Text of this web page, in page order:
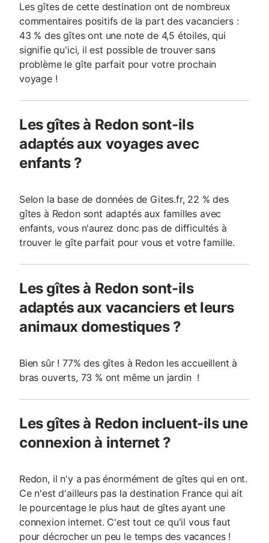
Les gîtes de cette destination ont de nombreux
commentaires positifs de la part des vacanciers :
43 % des gîtes ont une note de 4,5 étoiles, qui
signifie qu'ici, il est possible de trouver sans
problème le gîte parfait pour votre prochain
voyage !
Les gîtes à Redon sont-ils
adaptés aux voyages avec
enfants ?
Selon la base de données de Gites.fr, 22 % des
gîtes à Redon sont adaptés aux familles avec
enfants, vous n'aurez donc pas de difficultés à
trouver le gîte parfait pour vous et votre famille.
Les gîtes à Redon sont-ils
adaptés aux vacanciers et leurs
animaux domestiques ?
Bien sûr ! 77% des gîtes à Redon les accueillent à
bras ouverts, 73 % ont même un jardin !
Les gîtes à Redon incluent-ils une
connexion à internet ?
Redon, il n'y a pas énormément de gîtes qui en ont.
Ce n'est d'ailleurs pas la destination France qui ait
le pourcentage le plus haut de gîtes ayant une
connexion internet. C'est tout ce qu'il vous faut
pour décrocher un peu le temps des vacances !